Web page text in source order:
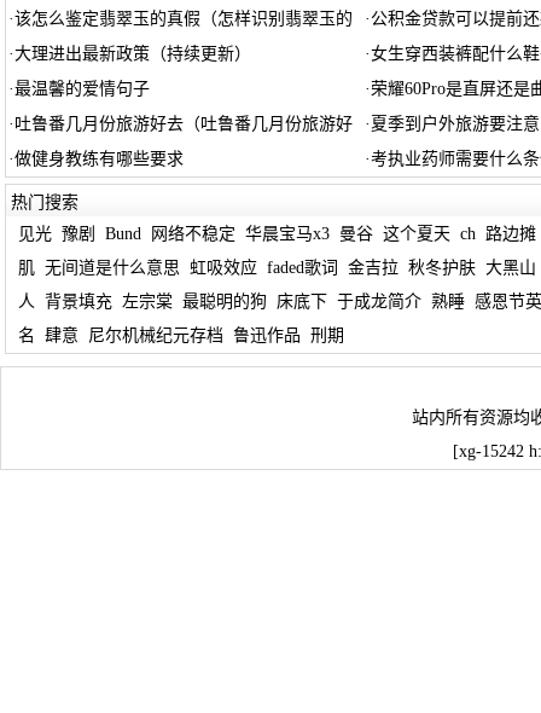
·该怎么鉴定翡翠玉的真假（怎样识别翡翠玉的 · 公积金贷款可以提前
·大理进出最新政策（持续更新） ·女生穿西装裤配什么
·最温馨的爱情句子 · 荣耀60Pro是直屏还是
· 吐鲁番几月份旅游好去（吐鲁番几月份旅游好 · 夏季到户外旅游要注
·做健身教练有哪些要求 ·考执业药师需要什么
热门搜索
见光 豫剧 Bund 网络不稳定 华晨宝马x3 曼谷 这个夏天 ch
路边摊
肌 无间道是什么意思 虹吸效应 faded歌词 金吉拉 秋冬护肤 大黑山
人 背景填充 左宗棠 最聪明的狗 床底下 于成龙简介 熟睡 感恩节
名
肆意 尼尔机械纪元存档 鲁迅作品 刑期
站内所有资源均
[xg-15242